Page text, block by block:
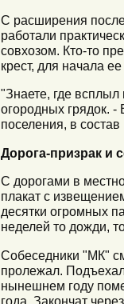
С расширения
работали
совхозом. Кто-то
крест, для начала
"Знаете, где
огородных грядок. -
поселения, в
Дорога-призрак и
С дорогами в
плакат с
десятки огромных
неделей то дожди,
Собеседники "МК"
пролежал.
нынешнем году
года. Закончат